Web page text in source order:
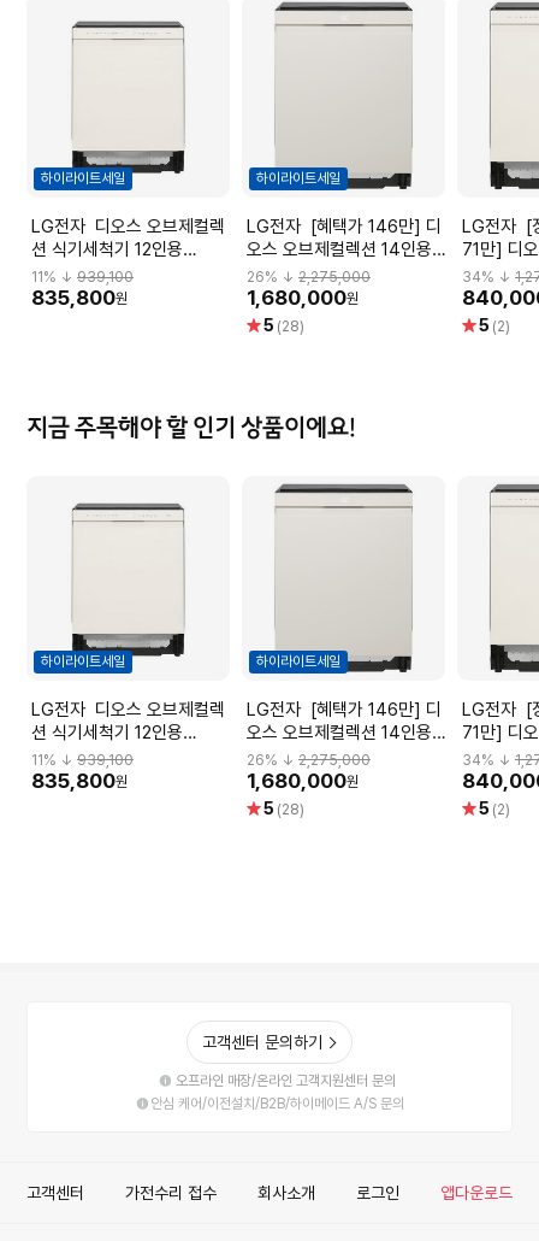
하이라이트세일
LG전자 디오스 오브제컬렉
션 식기세척기 12인용
DUE1BGLE
11 % ↓ 939,100
835,800원
하이라이트세일
LG전자 [혜택가 146만] 디
오스 오브제컬렉션 14인용
빌트인 식기세척기
DEE6BGE (열풍건조_ 100
도 트루스팀_ 네이처 베이
26% ↓2,275,000
1,680,000원
별5 (28)
LG전자 [장기할부] [혜택가
71만] 디
12인용 빌
DUE2BGE
34% ↓
별5 (2)
지금 주목해야 할 인기 상품이에요!
하이라이트세일
LG전자 디오스 오브제컬렉
션 식기세척기 12인용
DUE1BGLE
11% ↓ 939,100
835,800원
하이라이트세일
LG전자 [혜택가 146만] 디
오스 오브제컬렉션 14인용
빌트인 식기세척기
DEE6BGE (열풍건조_ 100
도 트루스팀_ 네이처 베이
26% ↓2,275,000
1,680,000원
별5 (28)
LG전자 [장기할부] [혜택가
71만] 디
12인용 빌
DUE2BGE
34% ↓
별5 (2)
고객센터 문의하기
오프라인 매장/온라인 고객지원센터 문의
안심 케어/이전설치/B2B/하이메이드 A/S 문의
고객센터 가전수리 접수 회사소개 로그인 앱다운로드